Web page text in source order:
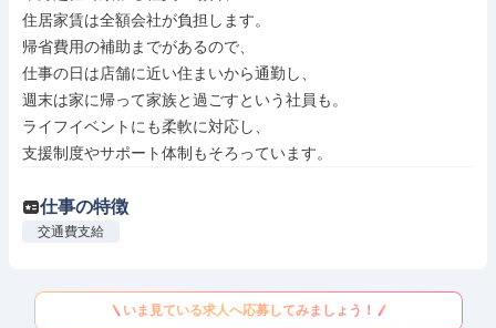
住居家賃は全額会社が負担します。
帰省費用の補助までがあるので、
仕事の日は店舗に近い住まいから通勤し、
週末は家に帰って家族と過ごすという社員も。
ライフイベントにも柔軟に対応し、
支援制度やサポート体制もそろっています。
仕事の特徴
交通費支給
いま見ている求人へ応募してみましょう！